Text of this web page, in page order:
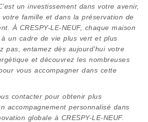
un investissement dans votre avenir,
famille et dans la préservation de
À CRESPY-LE-NEUF, chaque maison
un cadre de vie plus vert et plus
pas, entamez dès aujourd’hui votre
et découvrez les nombreuses
vous accompagner dans cette
contacter pour obtenir plus
accompagnement personnalisé dans
globale à CRESPY-LE-NEUF.